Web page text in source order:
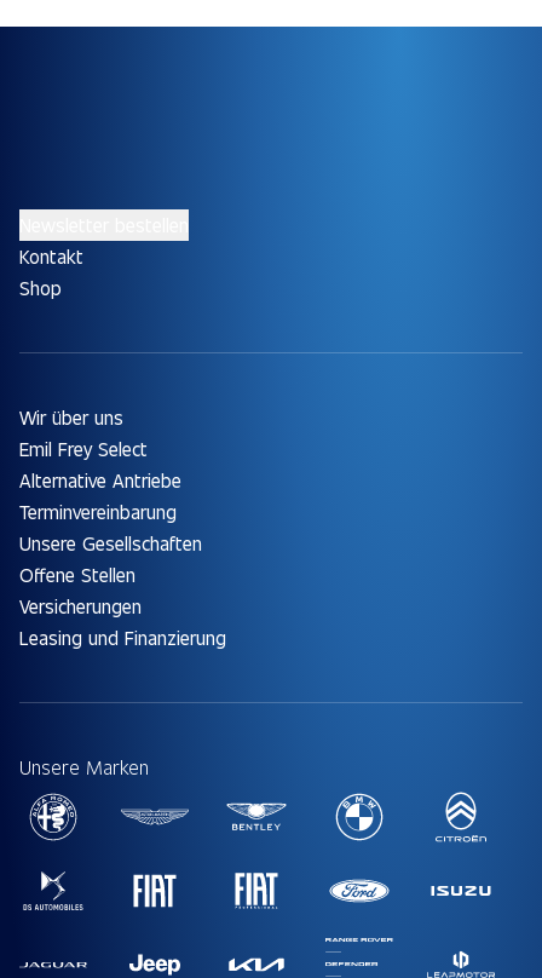
Kontakt
Shop
Wir über uns
Emil Frey Select
Alternative Antriebe
Terminvereinbarung
Unsere Gesellschaften
Offene Stellen
Versicherungen
Leasing und Finanzierung
Unsere Marken